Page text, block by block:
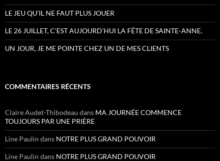
LE JEU QU’IL NE FAUT PLUS JOUER
LE 26 JUILLET, C’EST AUJOURD’HUI LA FÊTE DE SAINTE-ANNE.
UN JOUR, JE ME POINTE CHEZ UN DE MES CLIENTS
COMMENTAIRES RÉCENTS
Claire Audet-Thibodeau dans MA JOURNÉE COMMENCE
TOUJOURS PAR UNE PRIÈRE
Line Paulin dans NOTRE PLUS GRAND POUVOIR
Line Paulin dans NOTRE PLUS GRAND POUVOIR